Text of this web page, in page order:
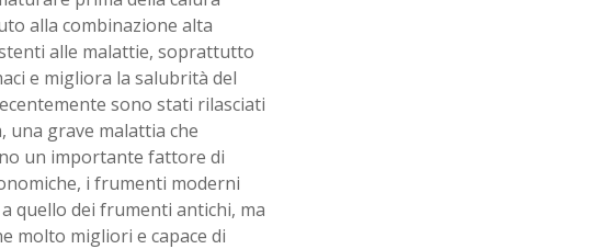
alla combinazione alta
alle malattie, soprattutto
e migliora la salubrità del
sono stati rilasciati
grave malattia che
un importante fattore di
i frumenti moderni
quello dei frumenti antichi, ma
molto migliori e capace di